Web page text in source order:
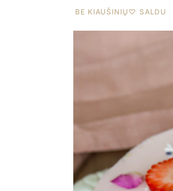
BE KIAUŠINIŲ ♡ SALDU